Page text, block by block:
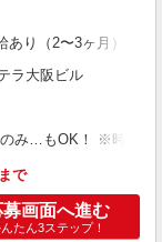
り（2〜3ヶ月）
ラ大阪ビル
み…もOK！ ※時短勤
で
募画面へ進む
たん3ステップ！